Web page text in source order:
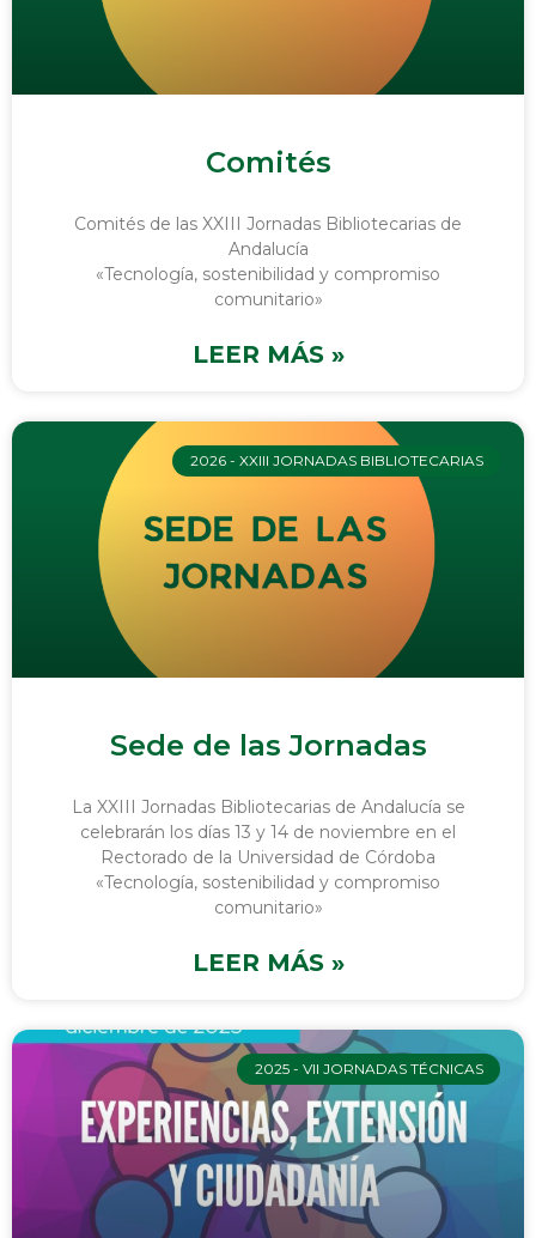
Comités
Comités de las XXIII Jornadas Bibliotecarias de
Andalucía
«Tecnología, sostenibilidad y compromiso
comunitario»
LEER MÁS »
2026 - XXIII JORNADAS BIBLIOTECARIAS
Sede de las Jornadas
La XXIII Jornadas Bibliotecarias de Andalucía se
celebrarán los días 13 y 14 de noviembre en el
Rectorado de la Universidad de Córdoba
«Tecnología, sostenibilidad y compromiso
comunitario»
LEER MÁS »
2025 - VII JORNADAS TÉCNICAS